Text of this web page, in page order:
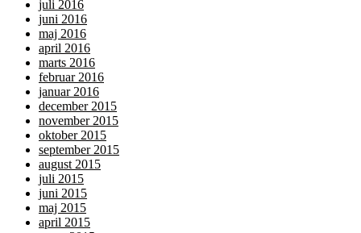
juli 2016
juni 2016
maj 2016
april 2016
marts 2016
februar 2016
januar 2016
december 2015
november 2015
oktober 2015
september 2015
august 2015
juli 2015
juni 2015
maj 2015
april 2015